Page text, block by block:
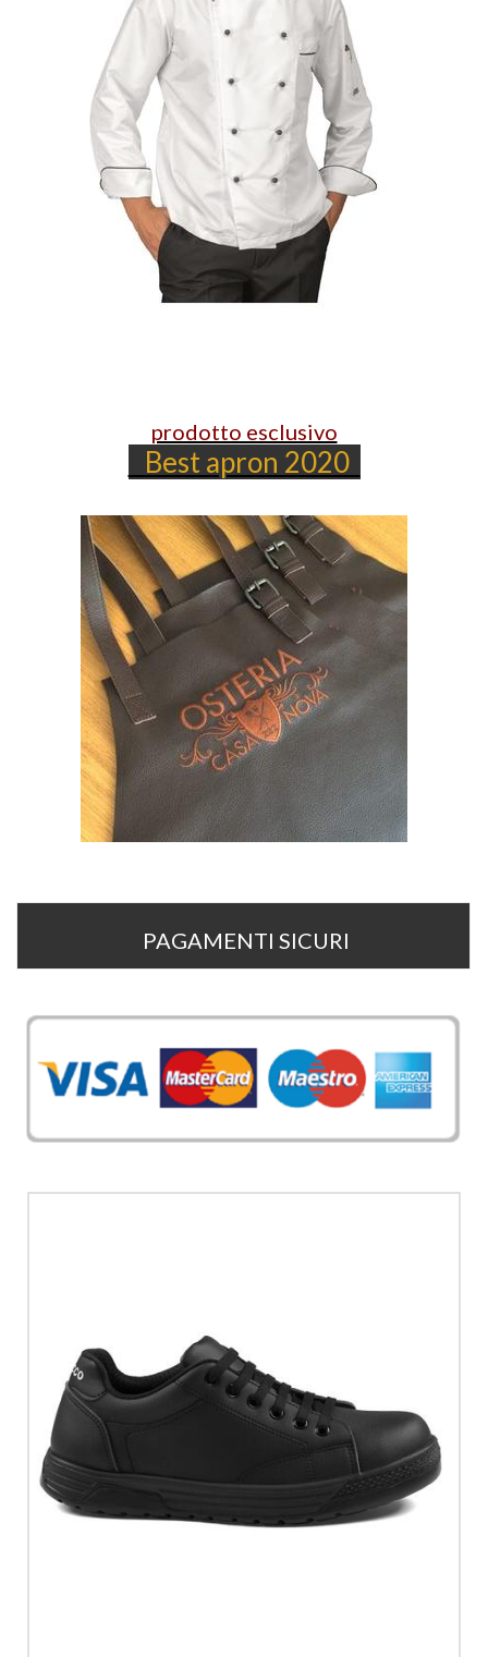
prodotto esclusivo
Best apron 2020
PAGAMENTI SICURI